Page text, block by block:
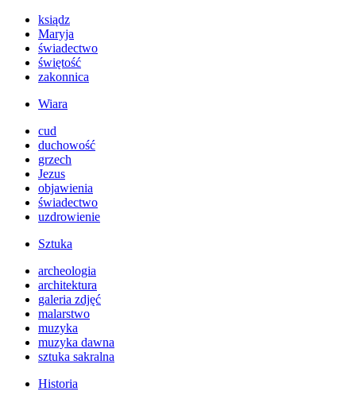
ksiądz
Maryja
świadectwo
świętość
zakonnica
Wiara
cud
duchowość
grzech
Jezus
objawienia
świadectwo
uzdrowienie
Sztuka
archeologia
architektura
galeria zdjęć
malarstwo
muzyka
muzyka dawna
sztuka sakralna
Historia